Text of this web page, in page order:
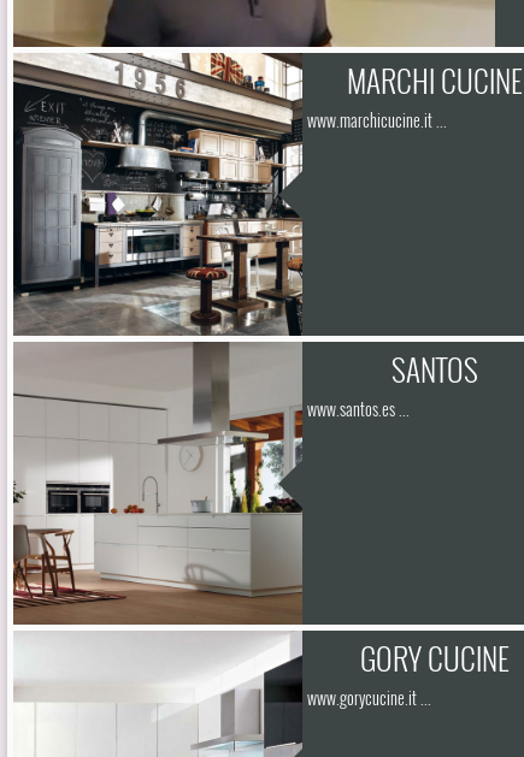
MARCHI CUCINE
www.marchicucine.it ...
SANTOS
www.santos.es ...
GORY CUCINE
www.gorycucine.it ...